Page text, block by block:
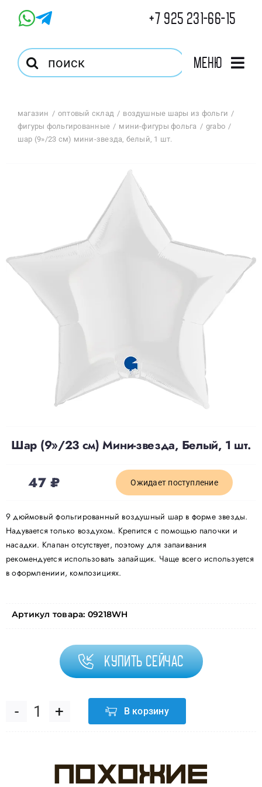
+7 925 231-66-15
Результат
поиска:
Меню
Магазин
Избранное
Доставка
Контакты
Политика конфиденциальности
магазин оптовый склад
воздушные шары из фольги
фигуры фольгированные
мини-фигуры фольга
grabo
шар (9»/23 см) мини-звезда, белый, 1 шт.
Шар (9»/23 см) Мини-звезда, Белый, 1 шт.
47₽ Ожидает поступление
9 дюймовый фольгированный воздушный шар в форме звезды.
Надувается только воздухом. Крепится с помощью палочки и
насадки. Клапан отсутствует, поэтому для запаивания
рекомендуется использовать запайщик. Чаще всего используется
в оформлениии, композициях.
Артикул товара: 09218WH
Купить сейчас
Количество
Шар
В корзину
Похожие